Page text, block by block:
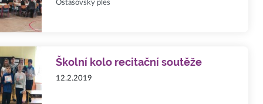
Ostašovský ples
Školní kolo recitační soutěže
12.2.2019